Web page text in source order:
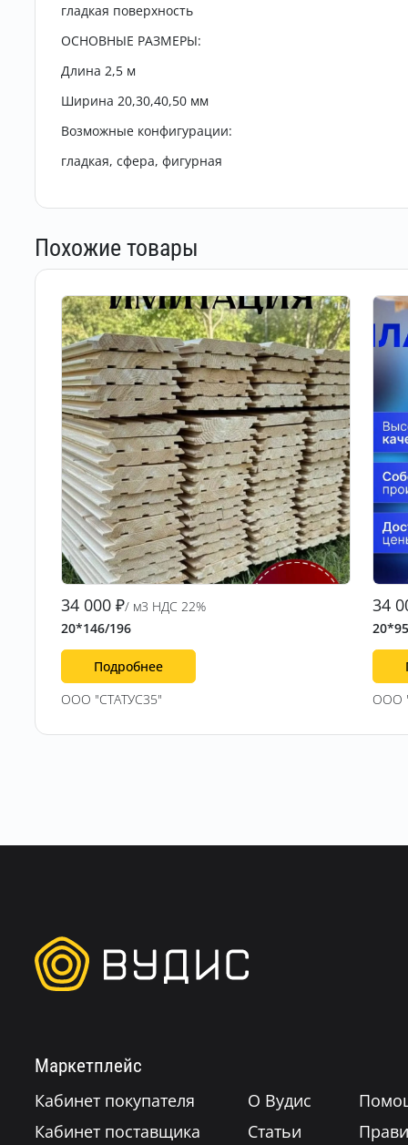
гладкая поверхность
ОСНОВНЫЕ РАЗМЕРЫ:
Длина 2,5 м
Ширина 20,30,40,50 мм
Возможные конфигурации:
гладкая, сфера, фигурная
Похожие товары
34 000 ₽/ м3 НДС 22%
20*146/196
Подробнее
ООО "СТАТУС35"
34
ООО
Маркетплейс
Кабинет покупателя
Кабинет поставщика
О Вудис
Статьи